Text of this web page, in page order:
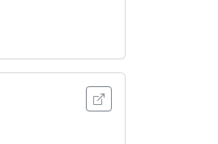
Ouvrir l'annonce